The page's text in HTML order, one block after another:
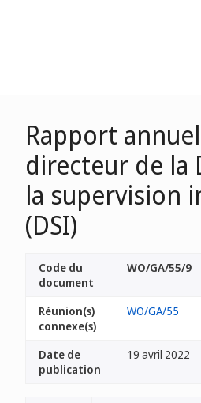
Rapport
directeur de la
la supervision
(DSI)
Code du
document
WO/GA/55/9
Réunion(s)
connexe(s)
WO/GA/55
Date de
publication
19 avril 2022